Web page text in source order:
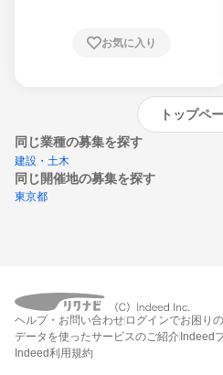
お気に入り
トップペ
同じ業種の募集を探す
建設・土木
同じ開催地の募集を探す
東京都
エントリーすると
受け取れる
ヘルプ・お問い合わせ ログインでお困り
データを使ったサービスのご紹介 Indeed
Indeed利用規約